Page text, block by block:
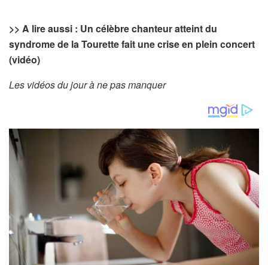
>> A lire aussi : Un célèbre chanteur atteint du
syndrome de la Tourette fait une crise en plein concert
(vidéo)
Les vidéos du jour à ne pas manquer